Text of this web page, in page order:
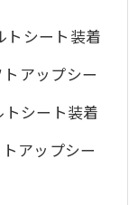
トシート装着
アップシー
シート装着
アップシー